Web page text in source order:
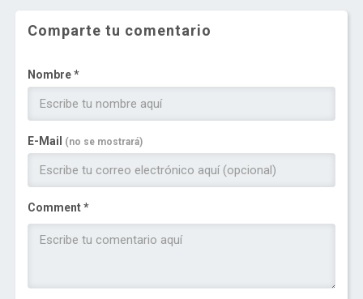
Comparte tu comentario
Nombre *
E-Mail (no se mostrará)
Comment *